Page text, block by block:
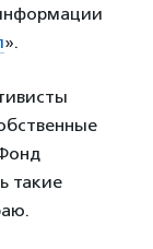
».
такие